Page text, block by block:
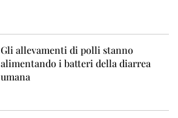
Gli allevamenti di polli stanno
alimentando i batteri della diarrea
umana